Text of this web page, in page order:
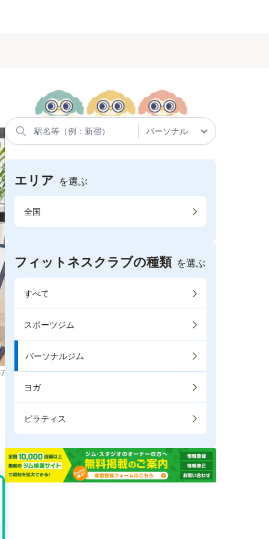
エリア を選ぶ
全国
フィットネスクラブの種類 を選ぶ
すべて
スポーツジム
パーソナルジム
ヨガ
ピラティス